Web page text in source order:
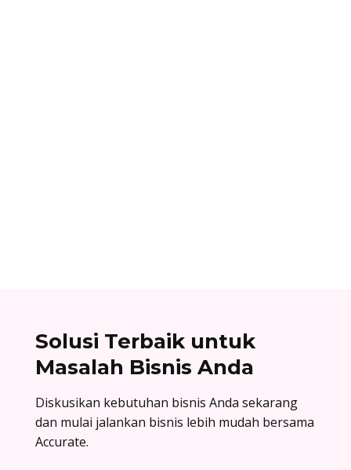
Solusi Terbaik untuk
Masalah Bisnis Anda
Diskusikan kebutuhan bisnis Anda sekarang
dan mulai jalankan bisnis lebih mudah bersama
Accurate.